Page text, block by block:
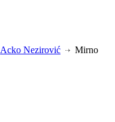
Acko Nezirović
Mirno